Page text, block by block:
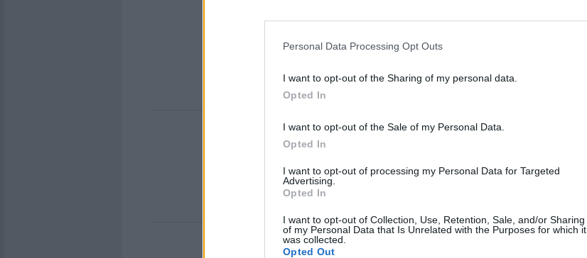
Personal Data Processing Opt Outs
I want to opt-out of the Sharing of my personal data.
Opted In
I want to opt-out of the Sale of my Personal Data.
Opted In
I want to opt-out of processing my Personal Data for Targeted
Advertising.
Opted In
I want to opt-out of Collection, Use, Retention, Sale, and/or Sharing
of my Personal Data that Is Unrelated with the Purposes for which it
was collected.
Opted Out
ΔΙΑΦΗΜΙΣΗ